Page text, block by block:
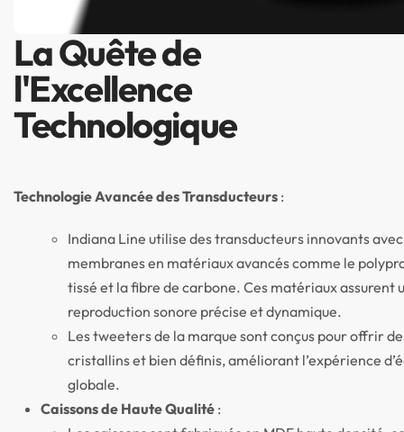
La Quête de
l'Excellence
Technologique
Technologie Avancée des Transducteurs :
Indiana Line utilise des transducteurs innovants
membranes en matériaux avancés comme le
tissé et la fibre de carbone. Ces matériaux assurent
reproduction sonore précise et dynamique.
Les tweeters de la marque sont conçus pour offrir
cristallins et bien définis, améliorant l’expérience
globale.
Caissons de Haute Qualité :